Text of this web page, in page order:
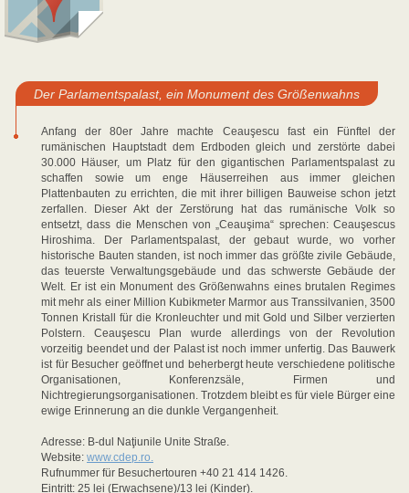
Der Parlamentspalast, ein Monument des Größenwahns
Anfang der 80er Jahre machte Ceauşescu fast ein Fünftel der
rumänischen Hauptstadt dem Erdboden gleich und zerstörte dabei
30.000 Häuser, um Platz für den gigantischen Parlamentspalast zu
schaffen sowie um enge Häuserreihen aus immer gleichen
Plattenbauten zu errichten, die mit ihrer billigen Bauweise schon jetzt
zerfallen. Dieser Akt der Zerstörung hat das rumänische Volk so
entsetzt, dass die Menschen von „Ceauşima“ sprechen: Ceauşescus
Hiroshima. Der Parlamentspalast, der gebaut wurde, wo vorher
historische Bauten standen, ist noch immer das größte zivile Gebäude,
das teuerste Verwaltungsgebäude und das schwerste Gebäude der
Welt. Er ist ein Monument des Größenwahns eines brutalen Regimes
mit mehr als einer Million Kubikmeter Marmor aus Transsilvanien, 3500
Tonnen Kristall für die Kronleuchter und mit Gold und Silber verzierten
Polstern. Ceauşescu Plan wurde allerdings von der Revolution
vorzeitig beendet und der Palast ist noch immer unfertig. Das Bauwerk
ist für Besucher geöffnet und beherbergt heute verschiedene politische
Organisationen, Konferenzsäle, Firmen und
Nichtregierungsorganisationen. Trotzdem bleibt es für viele Bürger eine
ewige Erinnerung an die dunkle Vergangenheit.
Adresse: B-dul Naţiunile Unite Straße.
Website: www.cdep.ro.
Rufnummer für Besuchertouren +40 21 414 1426.
Eintritt: 25 lei (Erwachsene)/13 lei (Kinder).